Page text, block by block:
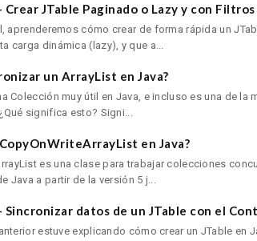
JTable Paginado o Lazy y con Filtros
aprenderemos cómo crear de forma rápida un
carga dinámica (lazy), y que a...
un ArrayList en Java?
Colección muy útil en Java, e incluso es una de la
significa esto? Signi...
en Java?
es una clase para trabajar colecciones
Java a partir de la versión 5 j...
Sincronizar datos de un JTable con el
estuve explicando cómo crear un JTable en